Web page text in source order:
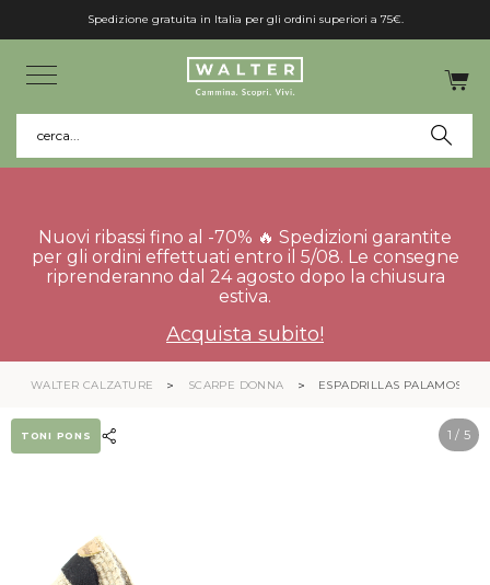
Spedizione gratuita in Italia per gli ordini superiori a 75€.
cerca...
Nuovi ribassi fino al -70% 🔥 Spedizioni garantite
per gli ordini effettuati entro il 5/08. Le consegne
riprenderanno dal 24 agosto dopo la chiusura
estiva.
Acquista subito!
WALTER CALZATURE SCARPE DONNA ESPADRILLAS PALAMOS
1 / 5
TONI PONS